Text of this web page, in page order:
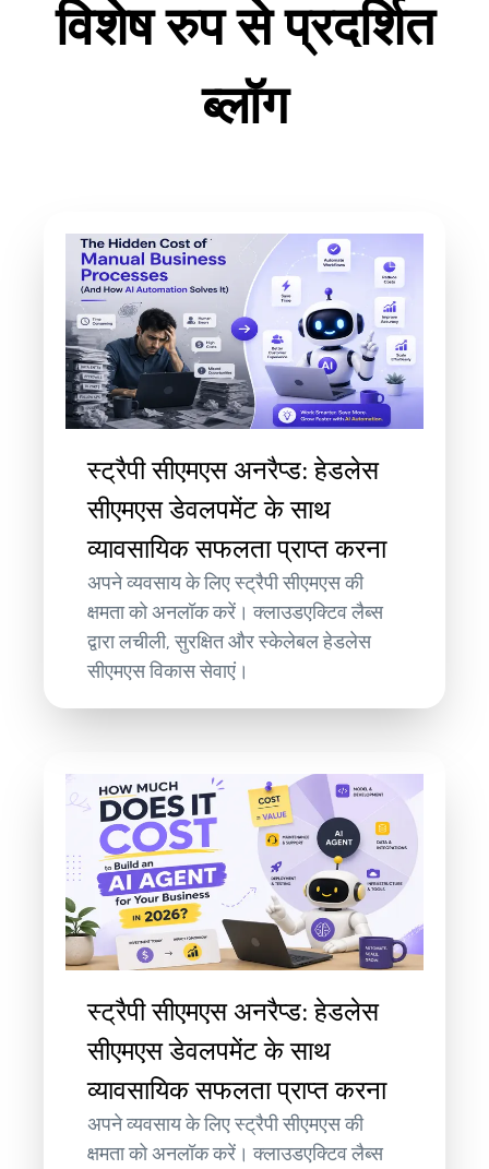
विशेष रुप से प्रदर्शित
ब्लॉग
स्ट्रैपी सीएमएस अनरैप्ड: हेडलेस
सीएमएस डेवलपमेंट के साथ
व्यावसायिक सफलता प्राप्त करना
अपने व्यवसाय के लिए स्ट्रैपी सीएमएस की
क्षमता को अनलॉक करें। क्लाउडएक्टिव लैब्स
द्वारा लचीली, सुरक्षित और स्केलेबल हेडलेस
सीएमएस विकास सेवाएं।
स्ट्रैपी सीएमएस अनरैप्ड: हेडलेस
सीएमएस डेवलपमेंट के साथ
व्यावसायिक सफलता प्राप्त करना
अपने व्यवसाय के लिए स्ट्रैपी सीएमएस की
क्षमता को अनलॉक करें। क्लाउडएक्टिव लैब्स